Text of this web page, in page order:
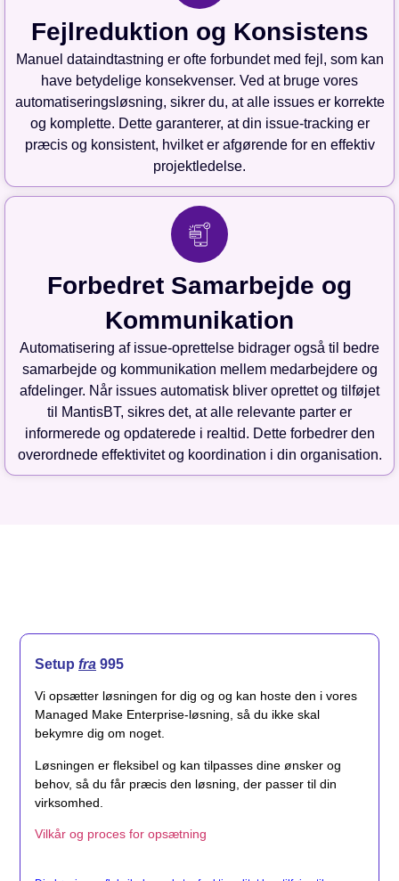
Fejlreduktion og Konsistens
Manuel dataindtastning er ofte forbundet med fejl, som kan
have betydelige konsekvenser. Ved at bruge vores
automatiseringsløsning, sikrer du, at alle issues er korrekte
og komplette. Dette garanterer, at din issue-tracking er
præcis og konsistent, hvilket er afgørende for en effektiv
projektledelse.
Forbedret Samarbejde og
Kommunikation
Automatisering af issue-oprettelse bidrager også til bedre
samarbejde og kommunikation mellem medarbejdere og
afdelinger. Når issues automatisk bliver oprettet og tilføjet
til MantisBT, sikres det, at alle relevante parter er
informerede og opdaterede i realtid. Dette forbedrer den
overordnede effektivitet og koordination i din organisation.
Setup fra 995
Vi opsætter løsningen for dig og og kan hoste den i vores
Managed Make Enterprise-løsning, så du ikke skal
bekymre dig om noget.
Løsningen er fleksibel og kan tilpasses dine ønsker og
behov, så du får præcis den løsning, der passer til din
virksomhed.
Vilkår og proces for opsætning